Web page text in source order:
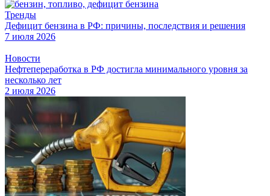
Тренды
Дефицит бензина в РФ: причины, последствия и решения
7 июля 2026
Новости
Нефтепереработка в РФ достигла минимального уровня за
несколько лет
2 июля 2026